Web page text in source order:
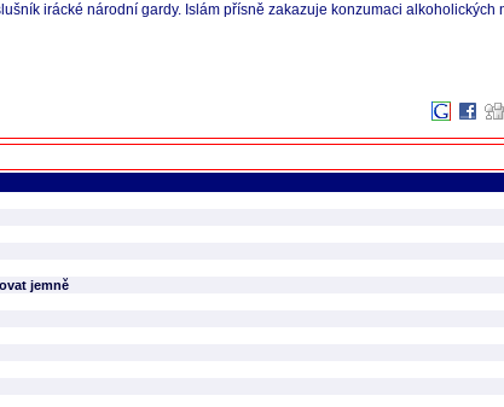
irácké národní gardy. Islám přísně zakazuje konzumaci alkoholických
jemně